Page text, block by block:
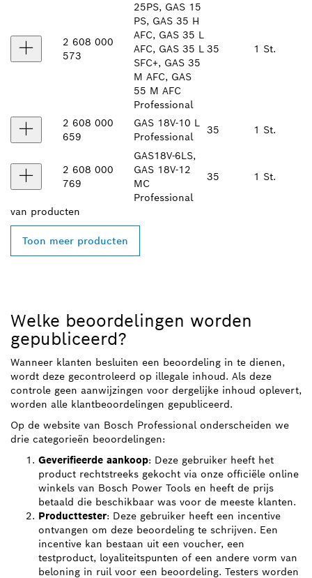
2 608 000
573
25PS, GAS 15
PS, GAS 35 H
AFC, GAS 35 L
AFC, GAS 35 L
SFC+, GAS 35
M AFC, GAS
55 M AFC
Professional
35 1 St.
2 608 000
659
GAS 18V-10 L
Professional
35 1 St.
2 608 000
769
GAS18V-6LS,
GAS 18V-12
MC
Professional
35 1 St.
van producten
Toon meer producten
Welke beoordelingen worden
gepubliceerd?
Wanneer klanten besluiten een beoordeling in te dienen,
wordt deze gecontroleerd op illegale inhoud. Als deze
controle geen aanwijzingen voor dergelijke inhoud oplevert,
worden alle klantbeoordelingen gepubliceerd.
Op de website van Bosch Professional onderscheiden we
drie categorieën beoordelingen:
Geverifieerde aankoop: Deze gebruiker heeft het
product rechtstreeks gekocht via onze officiële online
winkels van Bosch Power Tools en heeft de prijs
betaald die beschikbaar was voor de meeste klanten.
Producttester: Deze gebruiker heeft een incentive
ontvangen om deze beoordeling te schrijven. Een
incentive kan bestaan uit een voucher, een
testproduct, loyaliteitspunten of een andere vorm van
beloning in ruil voor een beoordeling. Testers worden